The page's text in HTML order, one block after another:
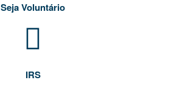
Seja Voluntário
IRS